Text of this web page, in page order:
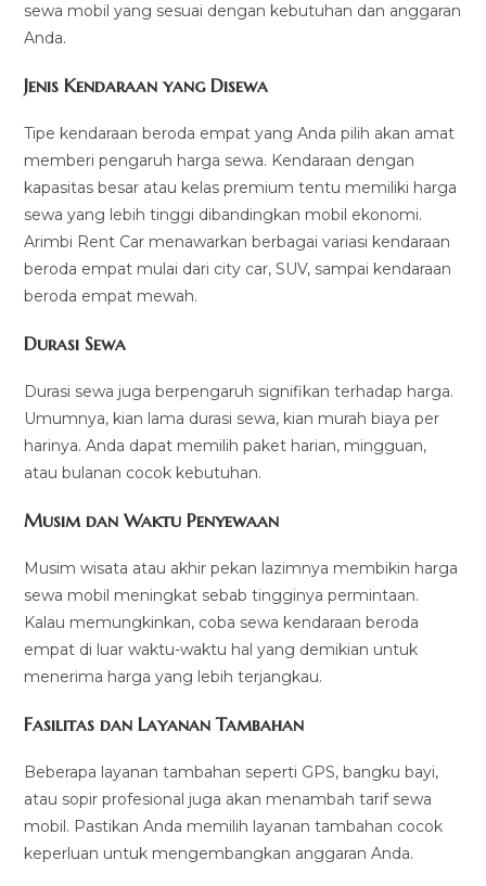
sewa mobil yang sesuai dengan kebutuhan dan anggaran
Anda.
Jenis Kendaraan yang Disewa
Tipe kendaraan beroda empat yang Anda pilih akan amat
memberi pengaruh harga sewa. Kendaraan dengan
kapasitas besar atau kelas premium tentu memiliki harga
sewa yang lebih tinggi dibandingkan mobil ekonomi.
Arimbi Rent Car menawarkan berbagai variasi kendaraan
beroda empat mulai dari city car, SUV, sampai kendaraan
beroda empat mewah.
Durasi Sewa
Durasi sewa juga berpengaruh signifikan terhadap harga.
Umumnya, kian lama durasi sewa, kian murah biaya per
harinya. Anda dapat memilih paket harian, mingguan,
atau bulanan cocok kebutuhan.
Musim dan Waktu Penyewaan
Musim wisata atau akhir pekan lazimnya membikin harga
sewa mobil meningkat sebab tingginya permintaan.
Kalau memungkinkan, coba sewa kendaraan beroda
empat di luar waktu-waktu hal yang demikian untuk
menerima harga yang lebih terjangkau.
Fasilitas dan Layanan Tambahan
Beberapa layanan tambahan seperti GPS, bangku bayi,
atau sopir profesional juga akan menambah tarif sewa
mobil. Pastikan Anda memilih layanan tambahan cocok
keperluan untuk mengembangkan anggaran Anda.